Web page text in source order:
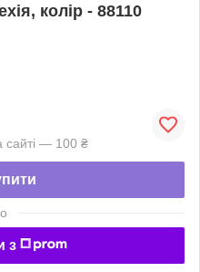
колір - 88110
сайті — 100 ₴
з